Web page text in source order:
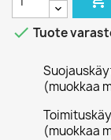
 Tuote
(muokkaa
(muokkaa